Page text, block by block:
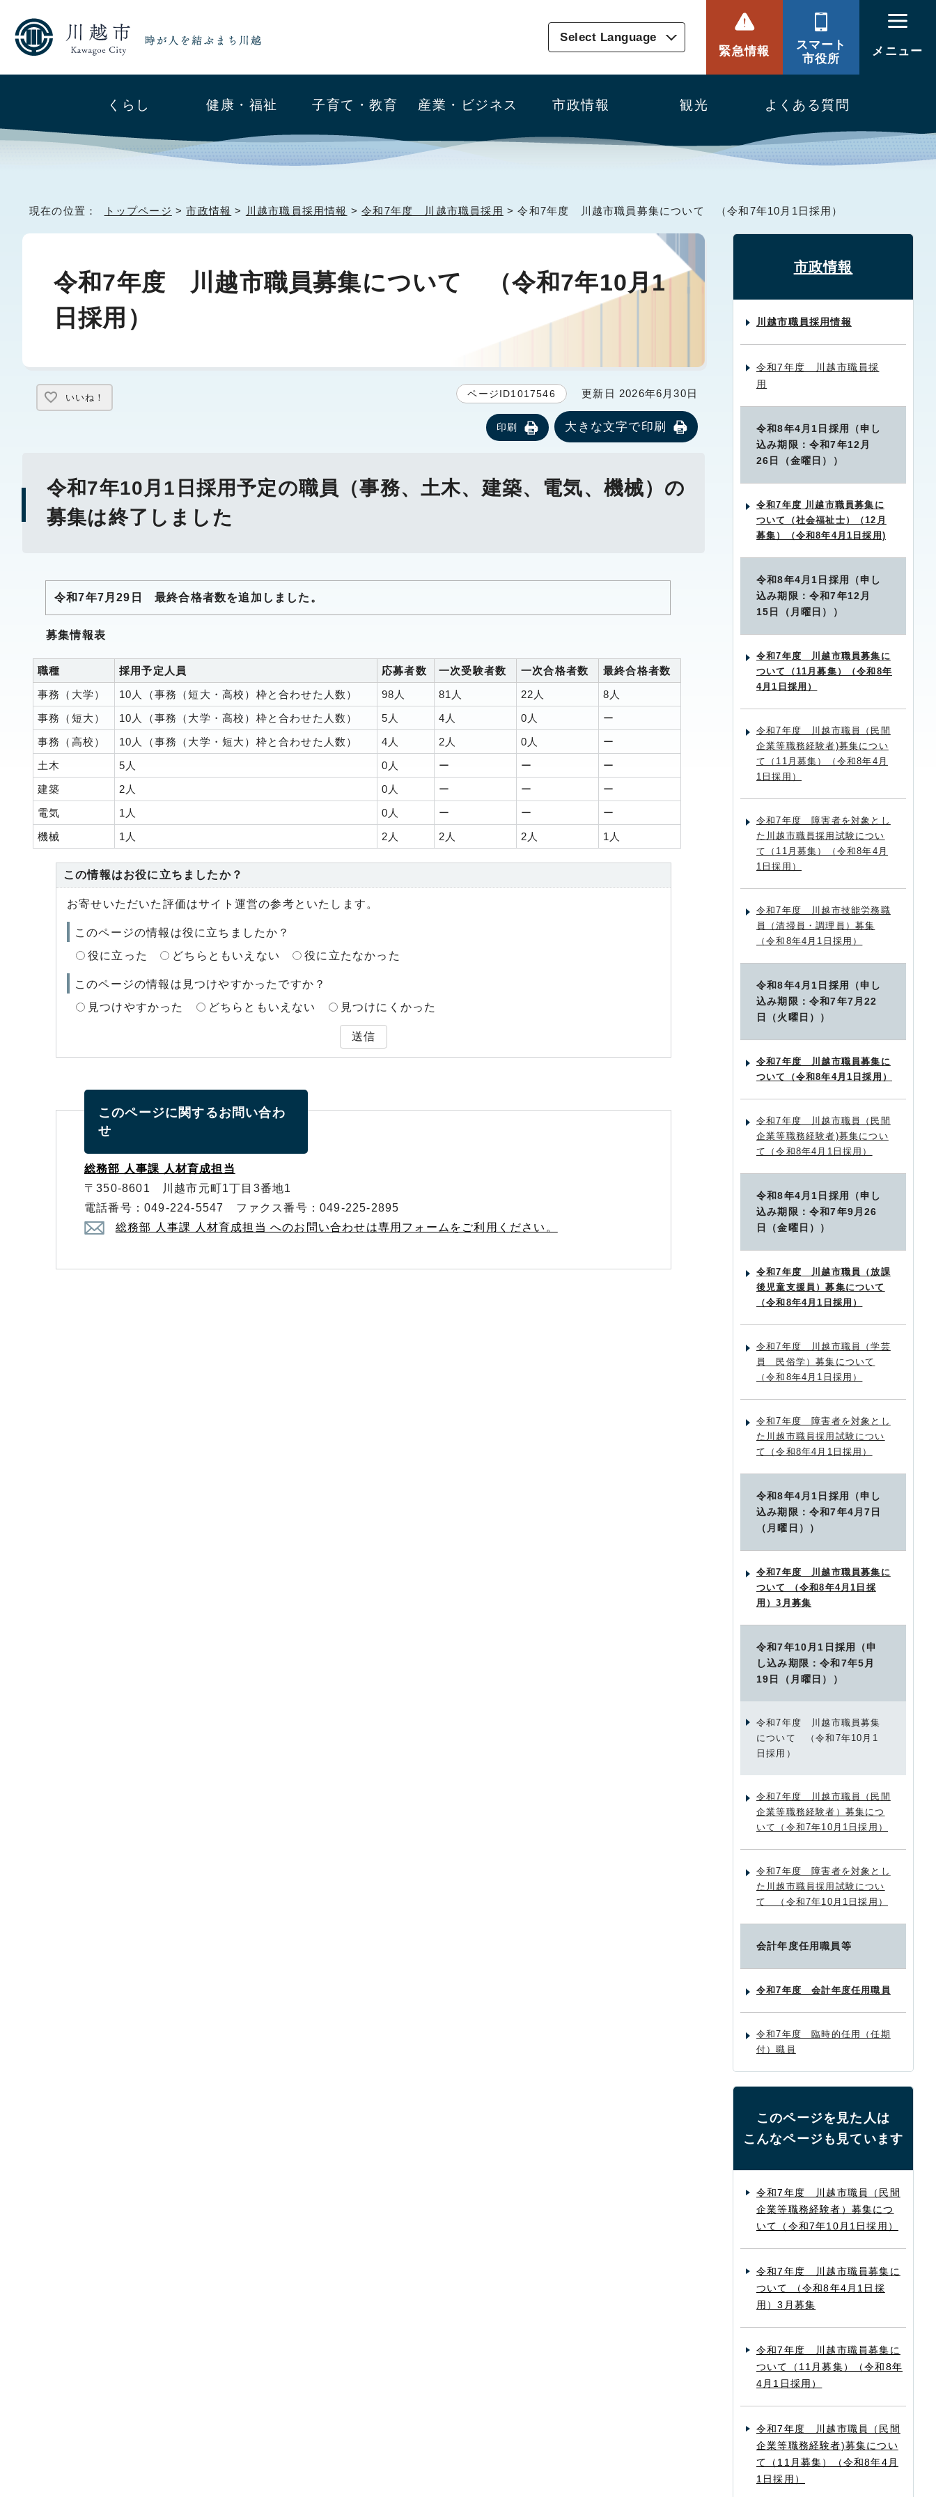
Select Language
緊急情報
スマート
市役所
メニュー
くらし 健康・福祉 子育て・教育 産業・ビジネス 市政情報 観光 よくある質問
現在の位置： トップページ >市政情報 > 川越市職員採用情報 >令和7年度 川越市職員採用 > 令和7年度 川越市職員募集について （令和7年10月1日採用）
令和7年度 川越市職員募集について （令和7年10月1
日採用）
いいね！ ページID1017546 更新日 2026年6月30日
印刷 大きな文字で印刷
令和7年10月1日採用予定の職員（事務、土木、建築、電気、機械）の
募集は終了しました
令和7年7月29日 最終合格者数を追加しました。
募集情報表
職種 採用予定人員 応募者数 一次受験者数 一次合格者数
最終合格者数
事務（大学）
10人（事務（短大・高校）枠と合わせた人数） 98人 81人 22人
8人
事務（短大）
10人（事務（大学・高校）枠と合わせた人数） 5人 4人 0人
ー
事務（高校）
10人（事務（大学・短大）枠と合わせた人数） 4人 2人 0人
ー
土木
5人 0人 ー ー
ー
建築
2人 0人 ー ー
ー
電気
1人 0人 ー ー
ー
機械
1人 2人 2人 2人 1人
この情報はお役に立ちましたか？
お寄せいただいた評価はサイト運営の参考といたします。
このページの情報は役に立ちましたか？
役に立った
どちらともいえない 役に立たなかった
このページの情報は見つけやすかったですか？
見つけやすかった
どちらともいえない 見つけにくかった
送信
このページに関するお問い合わ
せ
総務部 人事課 人材育成担当
〒350-8601 川越市元町1丁目3番地1
電話番号：049-224-5547 ファクス番号：049-225-2895
総務部 人事課 人材育成担当 へのお問い合わせは専用フォームをご利用ください。
市政情報
川越市職員採用情報
令和7年度 川越市職員採
用
令和8年4月1日採用（申し
込み期限：令和7年12月
26日（金曜日））
令和7年度 川越市職員募集に
ついて（社会福祉士）（12月
募集）（令和8年4月1日採用)
令和8年4月1日採用（申し
込み期限：令和7年12月
15日（月曜日））
令和7年度 川越市職員募集に
ついて（11月募集）（令和8年
4月1日採用）
令和7年度 川越市職員（民間
企業等職務経験者)募集につい
て（11月募集）（令和8年4月
1日採用）
令和7年度 障害者を対象とし
た川越市職員採用試験につい
て（11月募集）（令和8年4月
1日採用）
令和7年度 川越市技能労務職
員（清掃員・調理員）募集
（令和8年4月1日採用）
令和8年4月1日採用（申し
込み期限：令和7年7月22
日（火曜日））
令和7年度 川越市職員募集に
ついて（令和8年4月1日採用）
令和7年度 川越市職員（民間
企業等職務経験者)募集につい
て（令和8年4月1日採用）
令和8年4月1日採用（申し
込み期限：令和7年9月26
日（金曜日））
令和7年度 川越市職員（放課
後児童支援員）募集について
（令和8年4月1日採用）
令和7年度 川越市職員（学芸
員 民俗学）募集について
（令和8年4月1日採用）
令和7年度 障害者を対象とし
た川越市職員採用試験につい
て（令和8年4月1日採用）
令和8年4月1日採用（申し
込み期限：令和7年4月7日
（月曜日））
令和7年度 川越市職員募集に
ついて （令和8年4月1日採
用）3月募集
令和7年10月1日採用（申
し込み期限：令和7年5月
19日（月曜日））
令和7年度 川越市職員募集
について （令和7年10月1
日採用）
令和7年度 川越市職員（民間
企業等職務経験者）募集につ
いて（令和7年10月1日採用）
令和7年度 障害者を対象とし
た川越市職員採用試験につい
て （令和7年10月1日採用）
会計年度任用職員等
令和7年度 会計年度任用職員
令和7年度 臨時的任用（任期
付）職員
このページを見た人は
こんなページも見ています
令和7年度 川越市職員（民間
企業等職務経験者）募集につ
いて（令和7年10月1日採用）
令和7年度 川越市職員募集に
ついて （令和8年4月1日採
用）3月募集
令和7年度 川越市職員募集に
ついて（11月募集）（令和8年
4月1日採用）
令和7年度 川越市職員（民間
企業等職務経験者)募集につい
て（11月募集）（令和8年4月
1日採用）